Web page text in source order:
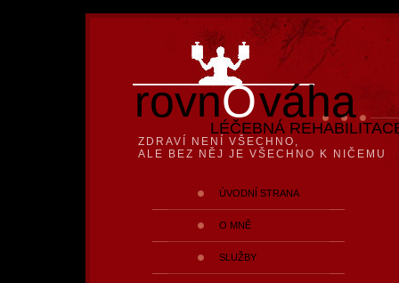
rovnOváha
LÉČEBNÁ
ZDRAVÍ NENÍ VŠECHNO,
ALE BEZ NĚJ JE VŠECHNO K NIČEMU
ÚVODNÍ STRANA
O MNĚ
SLUŽBY